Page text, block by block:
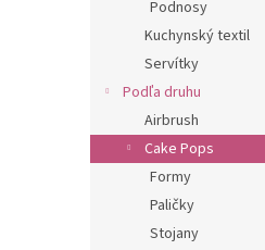
Podnosy
Kuchynský textil
Servítky
Podľa druhu
Airbrush
Cake Pops
Formy
Paličky
Stojany